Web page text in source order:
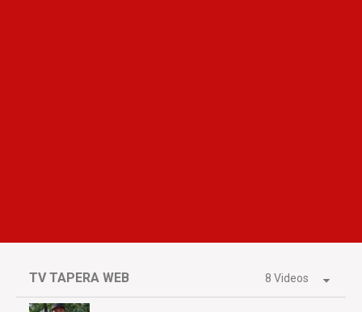
TV TAPERA WEB 8 Videos